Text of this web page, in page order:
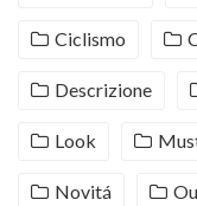
Ciclismo
Descrizione
Look
Novitá